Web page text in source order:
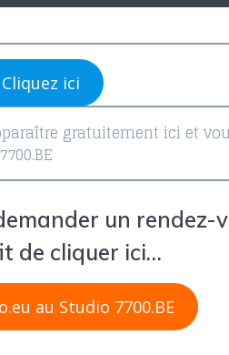
ici
gratuitement ici et
7700.BE
un rendez-
de cliquer ici…
au Studio 7700.BE